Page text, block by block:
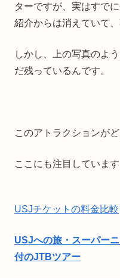
ターですが、実はすで
紹介からは消えていて
しかし、上の写真のよ
だ残っているんです。
このアトラクションが
ここにも注目しています
USJチケットの料金比較
USJへの旅・スーパー
付のJTBツアー